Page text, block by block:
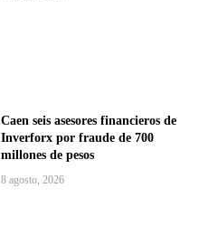
Caen seis asesores financieros de
Inverforx por fraude de 700
millones de pesos
8 agosto, 2026